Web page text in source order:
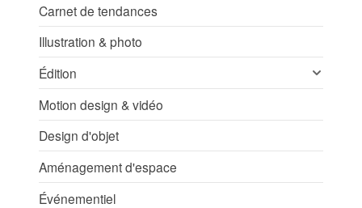
Carnet de tendances
Illustration & photo
Édition
Motion design & vidéo
Design d'objet
Aménagement d'espace
Événementiel